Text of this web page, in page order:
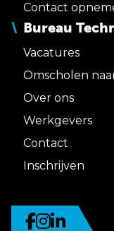
Contact
Bureau
Vacatures
Omscholen
Over ons
Werkgevers
Contact
Inschrijven